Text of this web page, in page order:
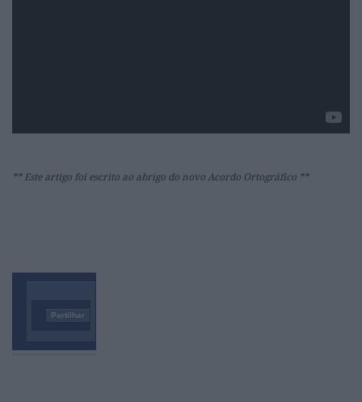
** Este artigo foi escrito ao abrigo do novo Acordo Ortográfico **
Partilhar